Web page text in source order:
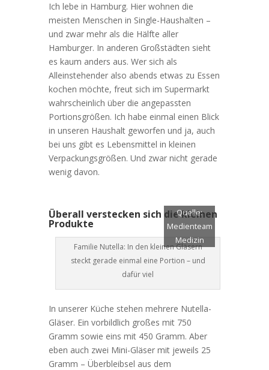
Ich lebe in Hamburg. Hier wohnen die
meisten Menschen in Single-Haushalten –
und zwar mehr als die Hälfte aller
Hamburger. In anderen Großstädten sieht
es kaum anders aus. Wer sich als
Alleinstehender also abends etwas zu Essen
kochen möchte, freut sich im Supermarkt
wahrscheinlich über die angepassten
Portionsgrößen. Ich habe einmal einen Blick
in unseren Haushalt geworfen und ja, auch
bei uns gibt es Lebensmittel in kleinen
Verpackungsgrößen. Und zwar nicht gerade
wenig davon.
Überall verstecken sich die kleinen
Produkte
Quelle:
Medienteam
Medizin
Familie Nutella: In den kleinen Gläsern
steckt gerade einmal eine Portion – und
dafür viel
In unserer Küche stehen mehrere Nutella-
Gläser. Ein vorbildlich großes mit 750
Gramm sowie eins mit 450 Gramm. Aber
eben auch zwei Mini-Gläser mit jeweils 25
Gramm – Überbleibsel aus dem